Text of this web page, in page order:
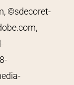
©sdecoret-